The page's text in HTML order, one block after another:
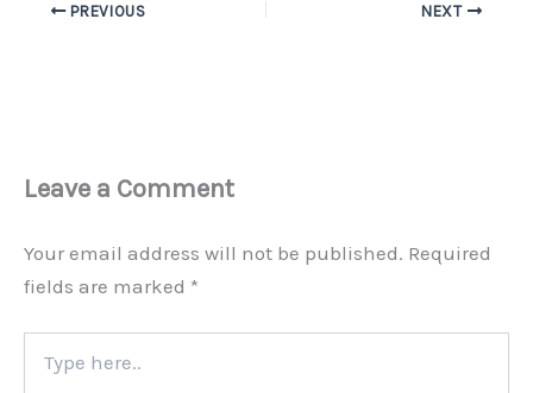
PREVIOUS NEXT
Leave a Comment
Your email address will not be published. Required
fields are marked *
here..